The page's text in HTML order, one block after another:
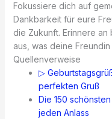
Fokussiere dich auf
Dankbarkeit für eure
die Zukunft. Erinnere
aus, was deine
Quellenverweise
▷
perfekten Gruß
Die 150
jeden Anlass